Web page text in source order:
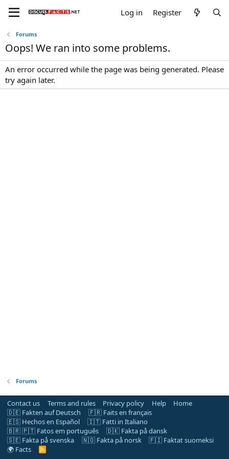
Log in Register
Forums
Oops! We ran into some problems.
An error occurred while the page was being generated. Please
try again later.
Forums
Contact us Terms and rules Privacy policy Help
Home
🇩🇪 Fakten auf Deutsch
🇫🇷 Faits en français
🇪🇸 Hechos en Español
🇮🇹 Fatti in Italiano
🇧🇷 🇵🇹 Fatos em português
🇩🇰 Fakta på dansk
🇸🇪 Fakta på svenska
🇳🇴 Fakta på norsk
🇫🇮 Faktat suomeksi
🌍 Facts
R